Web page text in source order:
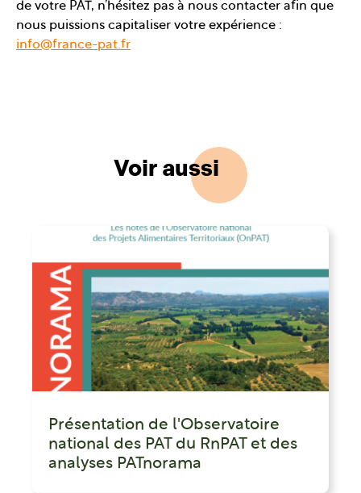
de votre PAT, n’hésitez pas à nous contacter afin que
nous puissions capitaliser votre expérience :
info@france-pat.fr
Voir aussi
Présentation de l'Observatoire
national des PAT du RnPAT et des
analyses PATnorama